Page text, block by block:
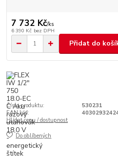
7 732 Kč/ks
6 390 Kč bez DPH
Přidat do
Číslo produktu:
530231
EAN kód:
Hlídat cenu / dostupnost
Do oblíbených